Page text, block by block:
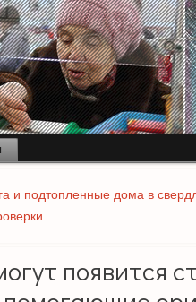
и подтопленные дома в
появится